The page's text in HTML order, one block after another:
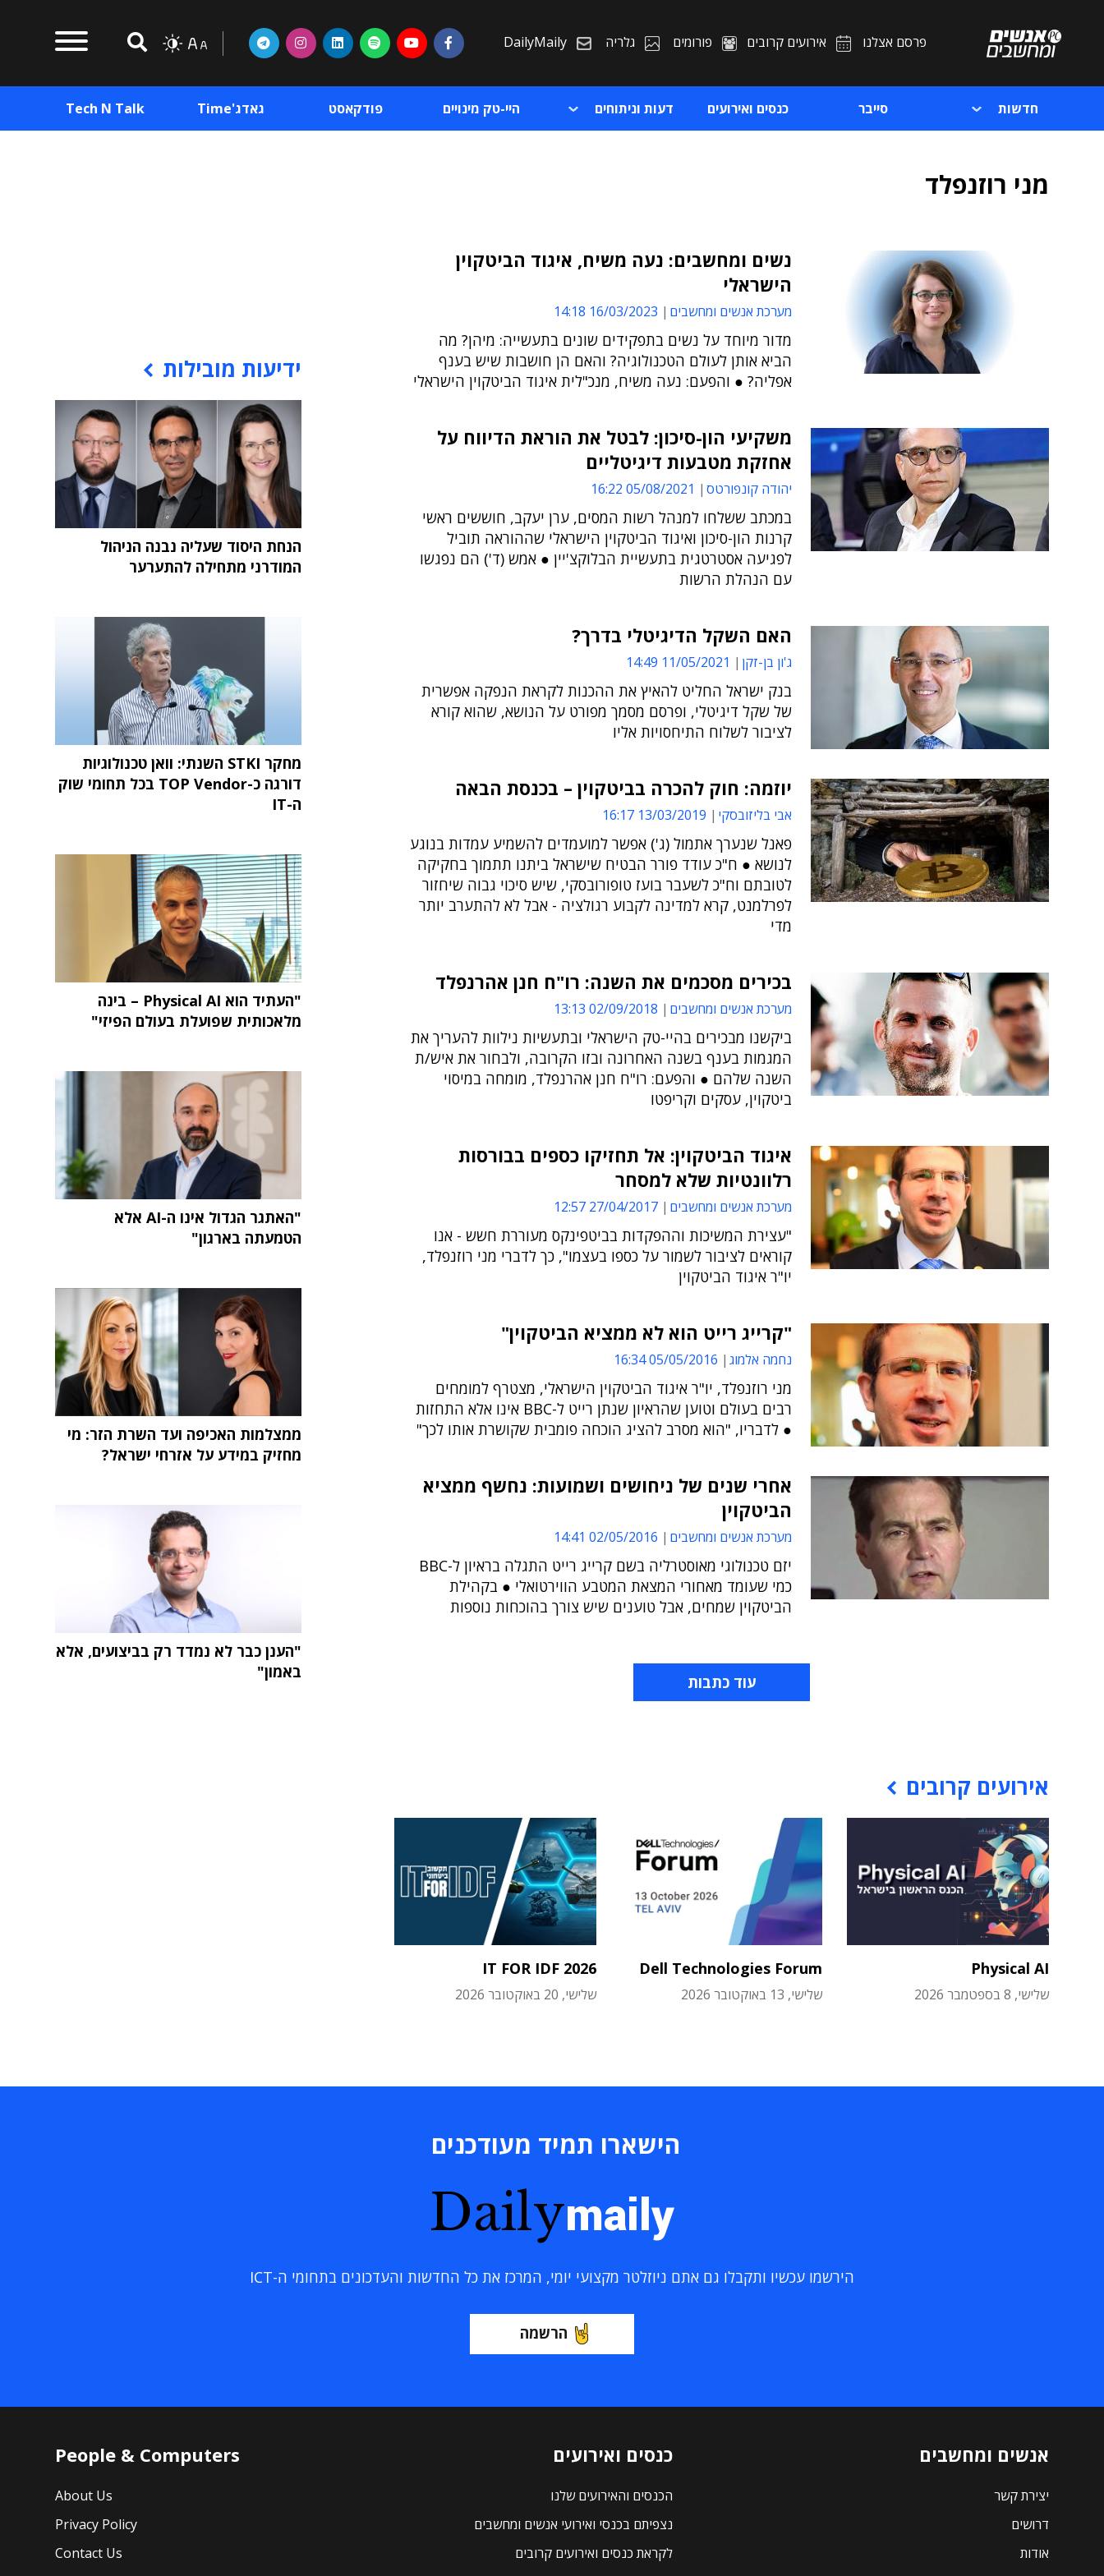
פרסם אצלנו אירועים קרובים פורומים גלריה DailyMaily
חדשות סייבר כנסים ואירועים דעות וניתוחים היי-טק מינויים פודקאסט גאדג'Time Tech N Talk
מני רוזנפלד
נשים ומחשבים: נעה משיח, איגוד הביטקוין
הישראלי
מערכת אנשים ומחשבים 16/03/2023 14:18
מדור מיוחד על נשים בתפקידים שונים בתעשייה: מיהן? מה
הביא אותן לעולם הטכנולוגיה? והאם הן חושבות שיש בענף
אפליה? ● והפעם: נעה משיח, מנכ"לית איגוד הביטקוין הישראלי
משקיעי הון-סיכון: לבטל את הוראת הדיווח על
אחזקת מטבעות דיגיטליים
יהודה קונפורטס 05/08/2021 16:22
במכתב ששלחו למנהל רשות המסים, ערן יעקב, חוששים ראשי
קרנות הון-סיכון ואיגוד הביטקוין הישראלי שההוראה תוביל
לפגיעה אסטרטגית בתעשיית הבלוקצ'יין ● אמש (ד') הם נפגשו
עם הנהלת הרשות
האם השקל הדיגיטלי בדרך?
ג'ון בן-זקן 11/05/2021 14:49
בנק ישראל החליט להאיץ את ההכנות לקראת הנפקה אפשרית
של שקל דיגיטלי, ופרסם מסמך מפורט על הנושא, שהוא קורא
לציבור לשלוח התיחסויות אליו
יוזמה: חוק להכרה בביטקוין – בכנסת הבאה
אבי בליזובסקי 13/03/2019 16:17
פאנל שנערך אתמול (ג') אפשר למועמדים להשמיע עמדות בנוגע
לנושא ● ח"כ עודד פורר הבטיח שישראל ביתנו תתמוך בחקיקה
לטובתם וח"כ לשעבר בועז טופורובסקי, שיש סיכוי גבוה שיחזור
לפרלמנט, קרא למדינה לקבוע רגולציה - אבל לא להתערב יותר
מדי
בכירים מסכמים את השנה: רו"ח חנן אהרנפלד
מערכת אנשים ומחשבים 02/09/2018 13:13
ביקשנו מבכירים בהיי-טק הישראלי ובתעשיות נילוות להעריך את
המגמות בענף בשנה האחרונה ובזו הקרובה, ולבחור את איש/ת
השנה שלהם ● והפעם: רו"ח חנן אהרנפלד, מומחה במיסוי
ביטקוין, עסקים וקריפטו
איגוד הביטקוין: אל תחזיקו כספים בבורסות
רלוונטיות שלא למסחר
מערכת אנשים ומחשבים 27/04/2017 12:57
"עצירת המשיכות וההפקדות בביטפינקס מעוררת חשש - אנו
קוראים לציבור לשמור על כספו בעצמו", כך לדברי מני רוזנפלד,
יו"ר איגוד הביטקוין
"קרייג רייט הוא לא ממציא הביטקוין"
נחמה אלמוג 05/05/2016 16:34
מני רוזנפלד, יו"ר איגוד הביטקוין הישראלי, מצטרף למומחים
רבים בעולם וטוען שהראיון שנתן רייט ל-BBC אינו אלא התחזות
● לדבריו, "הוא מסרב להציג הוכחה פומבית שקושרת אותו לכך"
אחרי שנים של ניחושים ושמועות: נחשף ממציא
הביטקוין
מערכת אנשים ומחשבים 02/05/2016 14:41
יזם טכנולוגי מאוסטרליה בשם קרייג רייט התגלה בראיון ל-BBC
כמי שעומד מאחורי המצאת המטבע הווירטואלי ● בקהילת
הביטקוין שמחים, אבל טוענים שיש צורך בהוכחות נוספות
עוד כתבות
אירועים קרובים
Physical AI
שלישי, 8 בספטמבר 2026
Dell Technologies Forum
שלישי, 13 באוקטובר 2026
IT FOR IDF 2026
שלישי, 20 באוקטובר 2026
ידיעות מובילות
הנחת היסוד שעליה נבנה הניהול
המודרני מתחילה להתערער
מחקר STKI השנתי: וואן טכנולוגיות
דורגה כ-TOP Vendor בכל תחומי שוק
ה-IT
"העתיד הוא Physical AI – בינה
מלאכותית שפועלת בעולם הפיזי"
"האתגר הגדול אינו ה-AI אלא
הטמעתה בארגון"
ממצלמות האכיפה ועד השרת הזר: מי
מחזיק במידע על אזרחי ישראל?
"הענן כבר לא נמדד רק בביצועים, אלא
באמון"
הישארו תמיד מעודכנים
Dailymaily
הירשמו עכשיו ותקבלו גם אתם ניוזלטר מקצועי יומי, המרכז את כל החדשות והעדכונים בתחומי ה-ICT
הרשמה
אנשים ומחשבים
יצירת קשר
דרושים
אודות
כנסים ואירועים
הכנסים והאירועים שלנו
נצפיתם בכנסי ואירועי אנשים ומחשבים
לקראת כנסים ואירועים קרובים
People & Computers
About Us
Privacy Policy
Contact Us